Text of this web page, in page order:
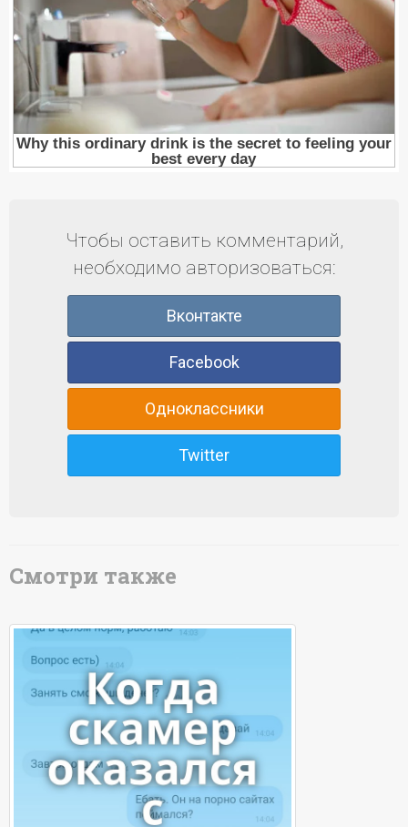
Чтобы оставить комментарий,
необходимо авторизоваться:
Вконтакте
Facebook
Одноклассники
Twitter
Смотри также